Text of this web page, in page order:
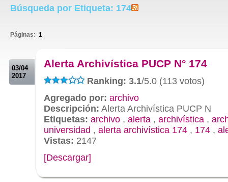
Búsqueda por Etiqueta: 174
Páginas: 1
03/04
2017
Alerta Archivística PUCP N° 174
Ranking: 3.1/5.0 (113 votos)
Agregado por: archivo
Descripción: Alerta Archivística PUCP N
Etiquetas: archivo , alerta , archivística ,
universidad , alerta archivística 174 , 174 ,
Vistas: 2147
[Descargar]